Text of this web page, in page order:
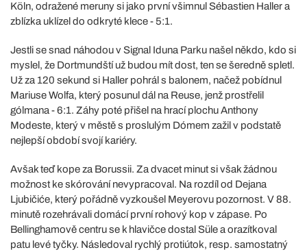
Köln, odražené meruny si jako první všimnul Sébastien Haller a
zblízka uklízel do odkryté klece - 5:1.
Jestli se snad náhodou v Signal Iduna Parku našel někdo, kdo si
myslel, že Dortmundští už budou mít dost, ten se šeredně spletl.
Už za 120 sekund si Haller pohrál s balonem, načež pobídnul
Mariuse Wolfa, který posunul dál na Reuse, jenž prostřelil
gólmana - 6:1. Záhy poté přišel na hrací plochu Anthony
Modeste, který v městě s proslulým Dómem zažil v podstatě
nejlepší období svojí kariéry.
Avšak teď kope za Borussii. Za dvacet minut si však žádnou
možnost ke skórování nevypracoval. Na rozdíl od Dejana
Ljubičiće, který pořádně vyzkoušel Meyerovu pozornost. V 88.
minutě rozehrávali domácí první rohový kop v zápase. Po
Bellinghamově centru se k hlavičce dostal Süle a orazítkoval
patu levé tyčky. Následoval rychlý protiútok, resp. samostatný